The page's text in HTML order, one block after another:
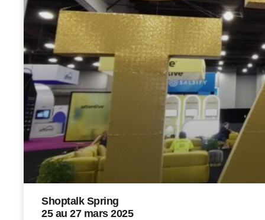
Shoptalk Spring
25 au 27 mars 2025